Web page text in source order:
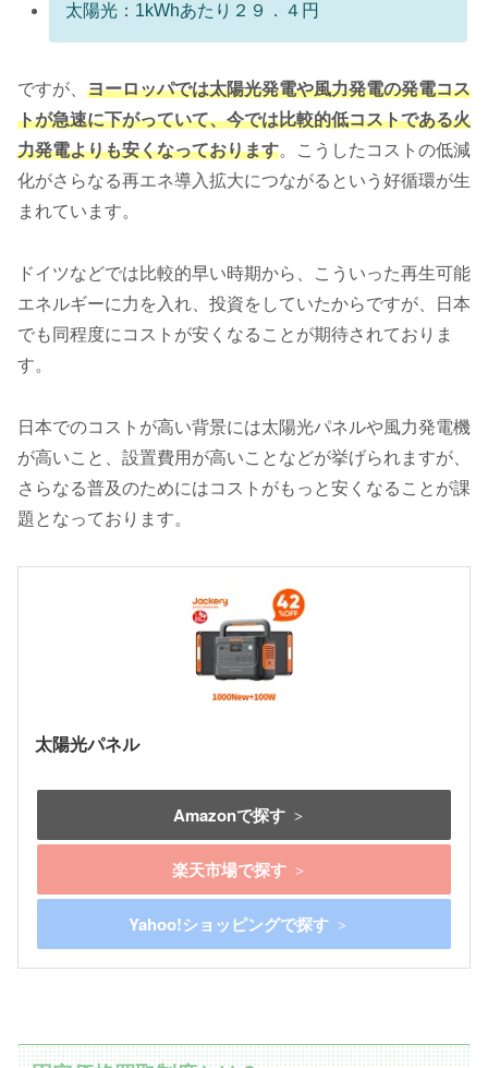
太陽光：1kWhあたり２９．４円
ですが、 ヨーロッパでは太陽光発電や風力発電の発電コス
トが急速に下がっていて、今では比較的低コストである火
力発電よりも安くなっております。こうしたコストの低減
化がさらなる再エネ導入拡大につながるという好循環が生
まれています。
ドイツなどでは比較的早い時期から、こういった再生可能
エネルギーに力を入れ、投資をしていたからですが、日本
でも同程度にコストが安くなることが期待されておりま
す。
日本でのコストが高い背景には太陽光パネルや風力発電機
が高いこと、設置費用が高いことなどが挙げられますが、
さらなる普及のためにはコストがもっと安くなることが課
題となっております。
太陽光パネル
Amazonで探す
楽天市場で探す
Yahoo!ショッピングで探す